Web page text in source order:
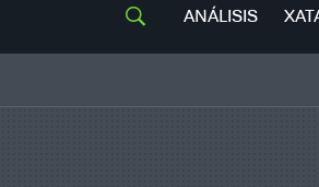
ANÁLISIS